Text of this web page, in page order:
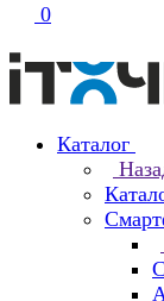
0
Каталог